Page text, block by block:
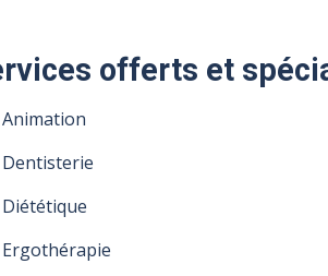
offerts et
Animation
Dentisterie
Diététique
Ergothérapie